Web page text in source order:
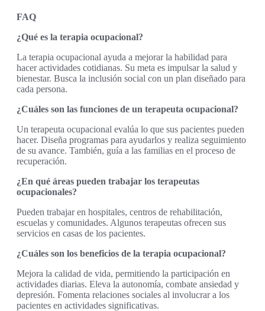
FAQ
¿Qué es la terapia ocupacional?
La terapia ocupacional ayuda a mejorar la habilidad para
hacer actividades cotidianas. Su meta es impulsar la salud y
bienestar. Busca la inclusión social con un plan diseñado para
cada persona.
¿Cuáles son las funciones de un terapeuta ocupacional?
Un terapeuta ocupacional evalúa lo que sus pacientes pueden
hacer. Diseña programas para ayudarlos y realiza seguimiento
de su avance. También, guía a las familias en el proceso de
recuperación.
¿En qué áreas pueden trabajar los terapeutas
ocupacionales?
Pueden trabajar en hospitales, centros de rehabilitación,
escuelas y comunidades. Algunos terapeutas ofrecen sus
servicios en casas de los pacientes.
¿Cuáles son los beneficios de la terapia ocupacional?
Mejora la calidad de vida, permitiendo la participación en
actividades diarias. Eleva la autonomía, combate ansiedad y
depresión. Fomenta relaciones sociales al involucrar a los
pacientes en actividades significativas.